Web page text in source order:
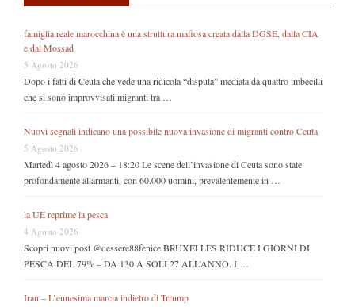
famiglia reale marocchina è una struttura mafiosa creata dalla DGSE, dalla CIA
e dal Mossad
5 Agosto 2026
Dopo i fatti di Ceuta che vede una ridicola “disputa” mediata da quattro imbecilli
che si sono improvvisati migranti tra …
Nuovi segnali indicano una possibile nuova invasione di migranti contro Ceuta
5 Agosto 2026
Martedì 4 agosto 2026 – 18:20 Le scene dell’invasione di Ceuta sono state
profondamente allarmanti, con 60.000 uomini, prevalentemente in …
la UE reprime la pesca
4 Agosto 2026
Scopri nuovi post @dessere88fenice BRUXELLES RIDUCE I GIORNI DI
PESCA DEL 79% – DA 130 A SOLI 27 ALL’ANNO. I …
Iran – L’ennesima marcia indietro di Trrump